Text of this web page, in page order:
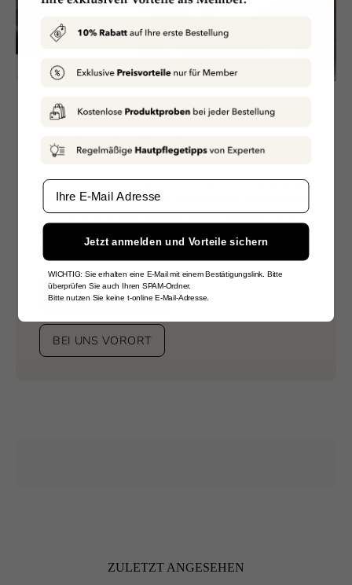
ÜBER UNS
Persönliche Beratung
Wir bieten unseren Kunden eine standortunabhängige,
persönliche Beratung durch qualifiziertes Fachpersonal
an. Wir nehmen Ihre Bedürfnisse und Bedenken ernst
und arbeiten an einer effizienten Lösung für jedes
Hautproblem.
ONLINEBERATUNG
BEI UNS VORORT
ZULETZT ANGESEHEN
Email
Jetzt anmelden und Vorteile sichern
WICHTIG: Sie erhalten eine E-Mail mit einem Bestätigungslink. Bitte
überprüfen Sie auch Ihren SPAM-Ordner.
Bitte nutzen Sie keine t-online E-Mail-Adresse.